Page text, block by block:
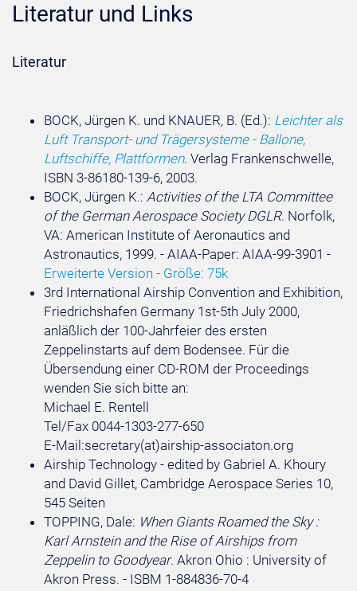
Literatur und Links
Literatur
BOCK, Jürgen K. und KNAUER, B. (Ed.): Leichter als
Luft Transport- und Trägersysteme - Ballone,
Luftschiffe, Plattformen. Verlag Frankenschwelle,
ISBN 3-86180-139-6, 2003.
BOCK, Jürgen K.: Activities of the LTA Committee
of the German Aerospace Society DGLR. Norfolk,
VA: American Institute of Aeronautics and
Astronautics, 1999. - AIAA-Paper: AIAA-99-3901 -
Erweiterte Version - Größe: 75k
3rd International Airship Convention and Exhibition,
Friedrichshafen Germany 1st-5th July 2000,
anläßlich der 100-Jahrfeier des ersten
Zeppelinstarts auf dem Bodensee. Für die
Übersendung einer CD-ROM der Proceedings
wenden Sie sich bitte an:
Michael E. Rentell
Tel/Fax 0044-1303-277-650
E-Mail:secretary(at)airship-associaton.org
Airship Technology - edited by Gabriel A. Khoury
and David Gillet, Cambridge Aerospace Series 10,
545 Seiten
TOPPING, Dale: When Giants Roamed the Sky :
Karl Arnstein and the Rise of Airships from
Zeppelin to Goodyear. Akron Ohio : University of
Akron Press. - ISBM 1-884836-70-4